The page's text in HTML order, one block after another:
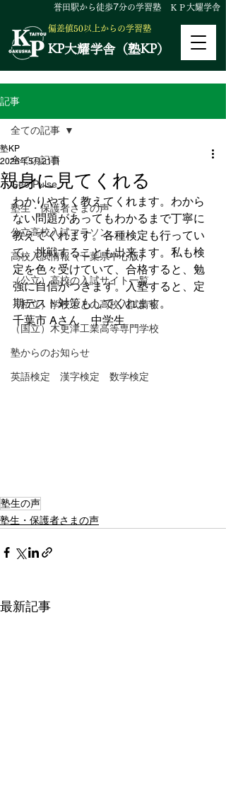
誉田駅から徒歩7分の学習塾 ＫＰ大耀学舎
偏差値50以上からの学習塾
KP大耀学舎（塾KP）
記事
全ての記事
Geo Pulse
塾生・保護者さまの声
公立高校入試マラソン
高校入試情報（千葉県中心版）
（公立）高校の入試サイト一覧
（私立）学校ごとの高校入試情報
（国立）木更津工業高等専門学校
塾からのお知らせ
英語検定 漢字検定 数学検定
全ての記事
親身に見てくれる
塾KP
2025年5月21日
わかりやすく教えてくれます。わから
ない問題があってもわかるまで丁寧に
教えてくれます。各種検定も行ってい
て、挑戦することも出来ます。私も検
定を色々受けていて、合格すると、勉
強に自信がつきます。入塾すると、定
期テスト対策もしてくれます。
千葉市 Aさん　中学生
塾生の声
塾生・保護者さまの声
最新記事